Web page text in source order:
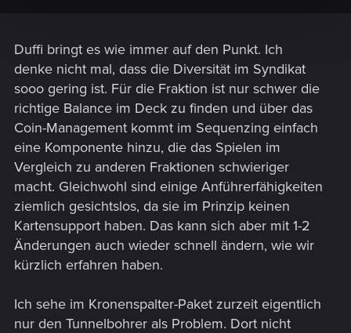
Duffi bringt es wie immer auf den Punkt. Ich
denke nicht mal, dass die Diversität im Syndikat
sooo gering ist. Für die Fraktion ist nur schwer die
richtige Balance im Deck zu finden und über das
Coin-Management kommt im Sequenzing einfach
eine Komponente hinzu, die das Spielen im
Vergleich zu anderen Fraktionen schwieriger
macht. Gleichwohl sind einige Anführerfähigkeiten
ziemlich gesichtslos, da sie im Prinzip keinen
Kartensupport haben. Das kann sich aber mit 1-2
Änderungen auch wieder schnell ändern, wie wir
kürzlich erfahren haben.
Ich sehe im Kronenspalter-Paket zurzeit eigentlich
nur den Tunnelbohrer als Problem. Dort nicht